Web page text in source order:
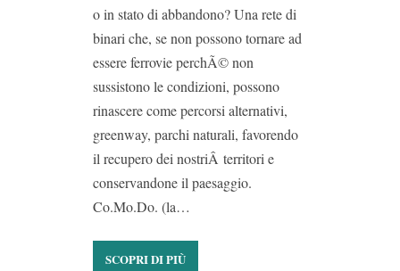
o in stato di abbandono? Una rete di
binari che, se non possono tornare ad
essere ferrovie perchÃ© non
sussistono le condizioni, possono
rinascere come percorsi alternativi,
greenway, parchi naturali, favorendo
il recupero dei nostriÂ territori e
conservandone il paesaggio.
Co.Mo.Do. (la…
SCOPRI DI PIÙ